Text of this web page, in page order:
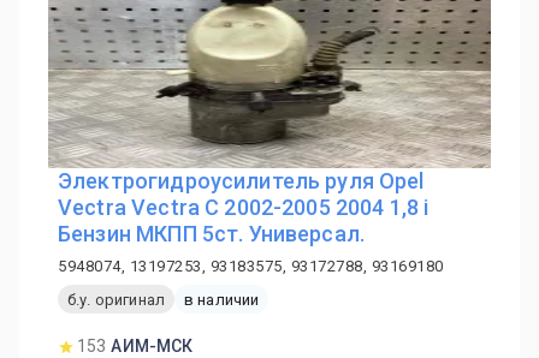
Электрогидроусилитель руля Opel
Vectra Vectra C 2002-2005 2004 1,8 i
Бензин МКПП 5ст. Универсал.
5948074, 13197253, 93183575, 93172788, 93169180
б.у. оригинал
в наличии
153 АИМ-МСК